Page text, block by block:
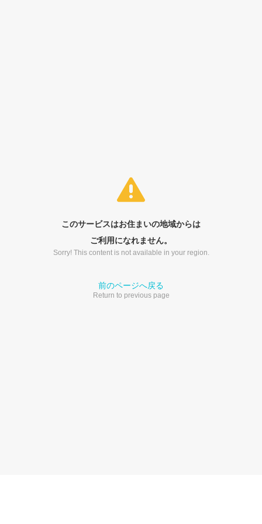
このサービスはお住まいの地域からは
ご利用になれません。
Sorry! This content is not available in your region.
前のページへ戻る
Return to previous page